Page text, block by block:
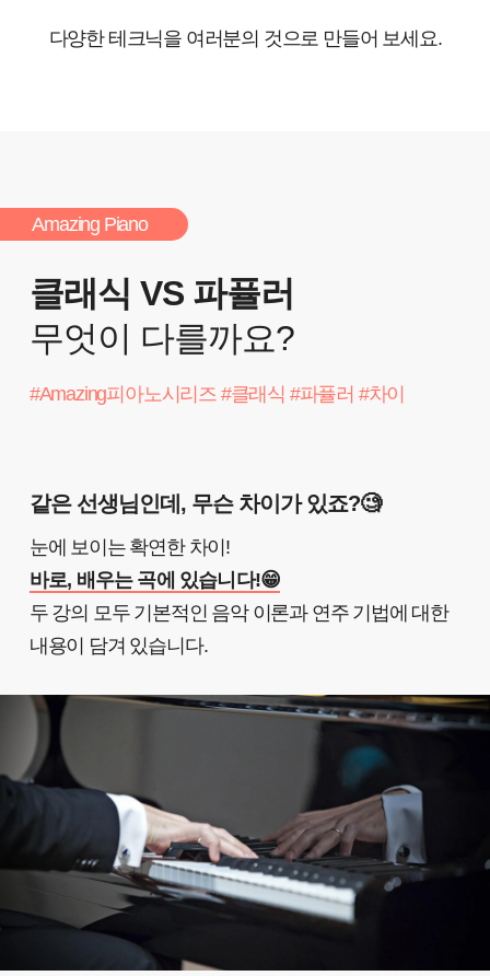
다양한 테크닉을 여러분의 것으로 만들어 보세요.
Amazing Piano
클래식 VS 파퓰러
무엇이 다를까요?
#Amazing피아노시리즈 #클래식 #파퓰러 #차이
같은 선생님인데, 무슨 차이가 있죠?🧐
눈에 보이는 확연한 차이!
바로, 배우는 곡에 있습니다!😁
두 강의 모두 기본적인 음악 이론과 연주 기법에 대한
내용이 담겨 있습니다.